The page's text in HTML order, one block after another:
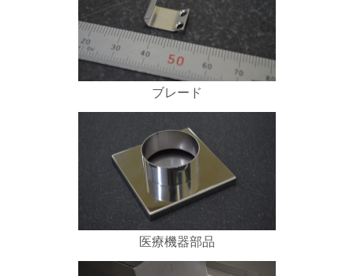
ブレード
医療機器部品